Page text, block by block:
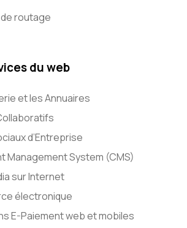
routage
du web
et les Annuaires
d’Entreprise
Management System (CMS)
sur Internet
électronique
E-Paiement web et mobiles